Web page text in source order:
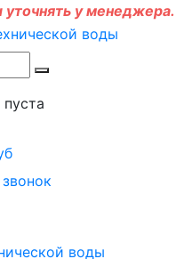
у менеджера.